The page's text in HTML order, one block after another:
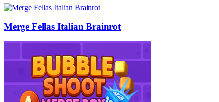
Merge Fellas Italian Brainrot